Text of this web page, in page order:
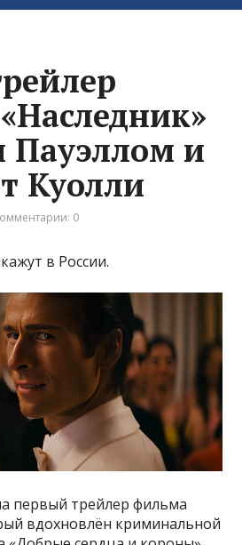
Пауэллом и
Куолли
0
в России.
первый трейлер фильма
вдохновлён криминальной